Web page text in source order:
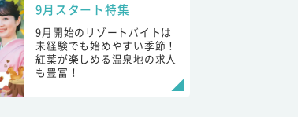
9月スタート特集
9月開始のリゾートバイトは
未経験でも始めやすい季節！
紅葉が楽しめる温泉地の求人
も豊富！